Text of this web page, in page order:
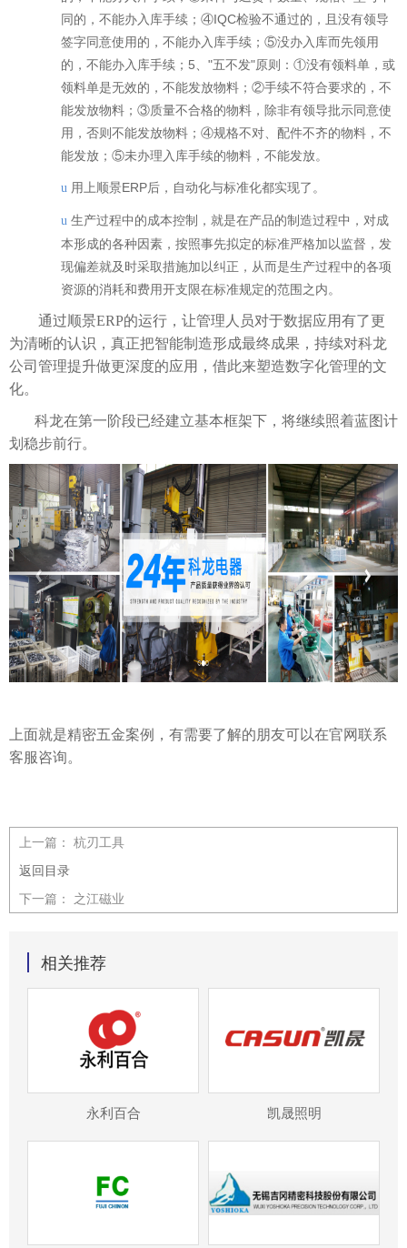
同的，不能办入库手续；④IQC检验不通过的，且没有领导
签字同意使用的，不能办入库手续；⑤没办入库而先领用
的，不能办入库手续；5、"五不发"原则：①没有领料单，或
领料单是无效的，不能发放物料；②手续不符合要求的，不
能发放物料；③质量不合格的物料，除非有领导批示同意使
用，否则不能发放物料；④规格不对、配件不齐的物料，不
能发放；⑤未办理入库手续的物料，不能发放。
u 用上顺景ERP后，自动化与标准化都实现了。
u 生产过程中的成本控制，就是在产品的制造过程中，对成
本形成的各种因素，按照事先拟定的标准严格加以监督，发
现偏差就及时采取措施加以纠正，从而是生产过程中的各项
资源的消耗和费用开支限在标准规定的范围之内。
通过顺景ERP的运行，让管理人员对于数据应用有了更
为清晰的认识，真正把智能制造形成最终成果，持续对科龙
公司管理提升做更深度的应用，借此来塑造数字化管理的文
化。
科龙在第一阶段已经建立基本框架下，将继续照着蓝图计
划稳步前行。
上面就是精密五金案例，有需要了解的朋友可以在官网联系
客服咨询。
上一篇： 杭刃工具
返回目录
下一篇： 之江磁业
相关推荐
永利百合 凯晟照明